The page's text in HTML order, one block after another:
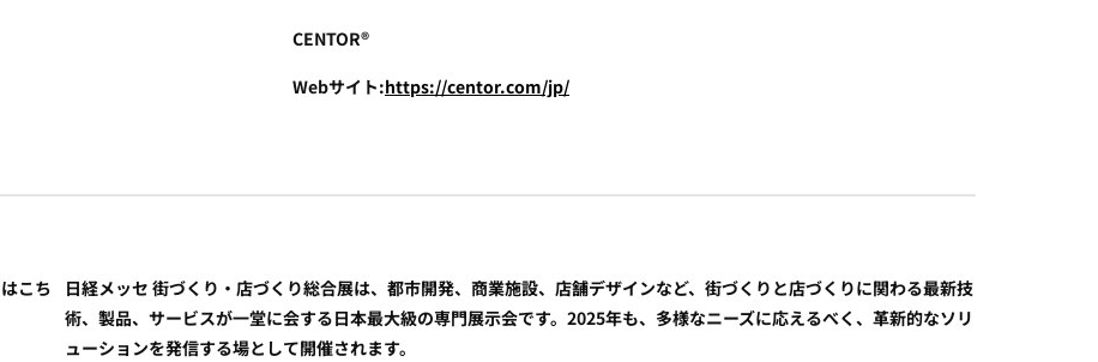
CENTOR®
Webサイト:https://centor.com/jp/
こち
日経メッセ 街づくり・店づくり総合展は、都市開発、商業施設、店舗デザインなど、街づくりと店づくりに関わる最新技
術、製品、サービスが一堂に会する日本最大級の専門展示会です。2025年も、多様なニーズに応えるべく、革新的なソリ
ューションを発信する場として開催されます。